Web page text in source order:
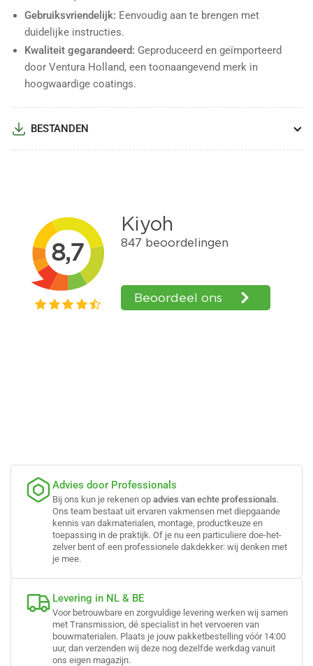
Gebruiksvriendelijk: Eenvoudig aan te brengen met
duidelijke instructies.
Kwaliteit gegarandeerd: Geproduceerd en geïmporteerd
door Ventura Holland, een toonaangevend merk in
hoogwaardige coatings.
BESTANDEN
Advies door Professionals
Bij ons kun je rekenen op advies van echte professionals.
Ons team bestaat uit ervaren vakmensen met diepgaande
kennis van dakmaterialen, montage, productkeuze en
toepassing in de praktijk. Of je nu een particuliere doe-het-
zelver bent of een professionele dakdekker: wij denken met
je mee.
Levering in NL & BE
Voor betrouwbare en zorgvuldige levering werken wij samen
met Transmission, dé specialist in het vervoeren van
bouwmaterialen. Plaats je jouw pakketbestelling vóór 14:00
uur, dan verzenden wij deze nog dezelfde werkdag vanuit
ons eigen magazijn.